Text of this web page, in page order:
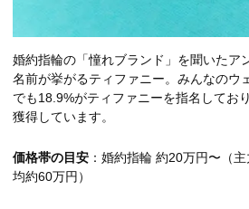
婚約指輪の「憧れブランド」を聞いたア
名前が挙がるティファニー。みんなのウ
でも18.9%がティファニーを指名してお
獲得しています。
価格帯の目安 ：婚約指輪 約20万円〜（
均約60万円）